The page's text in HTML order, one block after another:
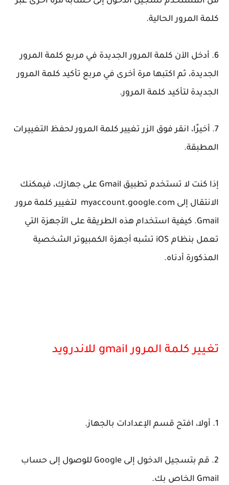
كلمة المرور الحالية.
6. أدخل الآن كلمة المرور الجديدة في مربع كلمة المرور
الجديدة، ثم اكتبها مرة أخرى في مربع تأكيد كلمة المرور
الجديدة لتأكيد كلمة المرور.
7. أخيرًا، انقر فوق الزر تغيير كلمة المرور لحفظ التغييرات
المطبقة.
إذا كنت لا تستخدم تطبيق Gmail على جهازك، فيمكنك
الانتقال إلى myaccount.google.com لتغيير كلمة مرور
Gmail. كيفية استخدام هذه الطريقة على الأجهزة التي
تعمل بنظام iOS تشبه أجهزة الكمبيوتر الشخصية
المذكورة أدناه.
تغيير كلمة المرور gmail للاندرويد
1. أولا، افتح قسم الإعدادات بالجهاز.
2. قم بتسجيل الدخول إلى Google للوصول إلى حساب
Gmail الخاص بك.